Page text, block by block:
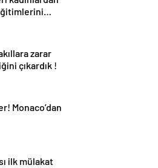
zarar
çıkardık !
Monaco’dan
ilk mülakat